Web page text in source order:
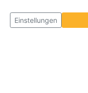
Einstellungen